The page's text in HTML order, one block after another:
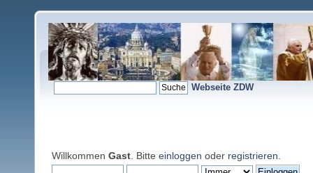
Webseite ZDW
Willkommen Gast . Bitte einloggen oder registrieren